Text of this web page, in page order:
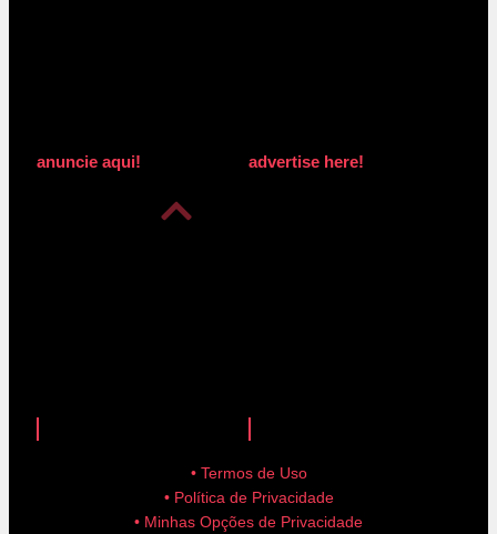
anuncie aqui! advertise here!
• Termos de Uso
• Política de Privacidade
• Minhas Opções de Privacidade